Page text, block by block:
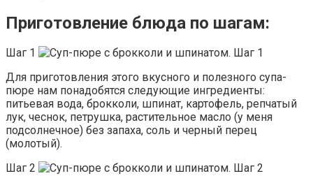
Приготовление блюда по шагам:
Шаг 1
Для приготовления этого вкусного и полезного супа-
пюре нам понадобятся следующие ингредиенты:
питьевая вода, брокколи, шпинат, картофель, репчатый
лук, чеснок, петрушка, растительное масло (у меня
подсолнечное) без запаха, соль и черный перец
(молотый).
Шаг 2